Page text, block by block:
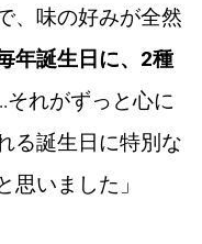
、味の好みが全然
年誕生日に、2種
それがずっと心に
る誕生日に特別な
いました」